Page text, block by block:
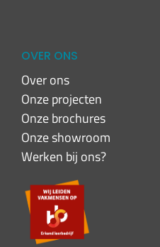
OVER ONS
Over ons
Onze projecten
Onze brochures
Onze showroom
Werken bij ons?